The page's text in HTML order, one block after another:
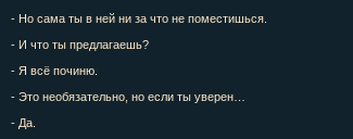
- Но сама ты в ней ни за что не поместишься.
- И что ты предлагаешь?
- Я всё починю.
- Это необязательно, но если ты уверен…
- Да.